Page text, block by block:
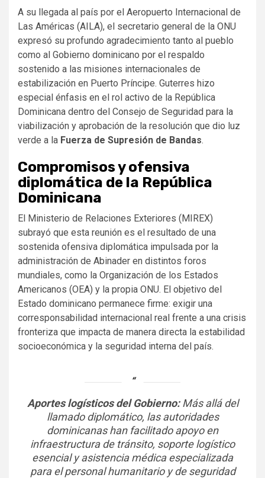
A su llegada al país por el Aeropuerto Internacional de
Las Américas (AILA), el secretario general de la ONU
expresó su profundo agradecimiento tanto al pueblo
como al Gobierno dominicano por el respaldo
sostenido a las misiones internacionales de
estabilización en Puerto Príncipe. Guterres hizo
especial énfasis en el rol activo de la República
Dominicana dentro del Consejo de Seguridad para la
viabilización y aprobación de la resolución que dio luz
verde a la Fuerza de Supresión de Bandas.
Compromisos y ofensiva
diplomática de la República
Dominicana
El Ministerio de Relaciones Exteriores (MIREX)
subrayó que esta reunión es el resultado de una
sostenida ofensiva diplomática impulsada por la
administración de Abinader en distintos foros
mundiales, como la Organización de los Estados
Americanos (OEA) y la propia ONU. El objetivo del
Estado dominicano permanece firme: exigir una
corresponsabilidad internacional real frente a una crisis
fronteriza que impacta de manera directa la estabilidad
socioeconómica y la seguridad interna del país.
Aportes logísticos del Gobierno:Más allá del
llamado diplomático, las autoridades
dominicanas han facilitado apoyo en
infraestructura de tránsito, soporte logístico
esencial y asistencia médica especializada
para el personal humanitario y de seguridad